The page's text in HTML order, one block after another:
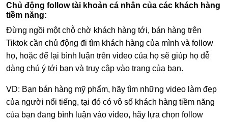
Chủ động follow tài khoản cá nhân của các khách hàng
tiềm năng:
Đừng ngồi một chỗ chờ khách hàng tới, bán hàng trên
Tiktok cần chủ động đi tìm khách hàng của mình và follow
họ, hoặc để lại bình luận trên video của họ sẽ giúp họ dễ
dàng chú ý tới bạn và truy cập vào trang của bạn.
VD: Bạn bán hàng mỹ phẩm, hãy tìm những video làm đẹp
của người nổi tiếng, tại đó có vô số khách hàng tiềm năng
của bạn đang bình luận vào video, hãy lựa chọn follow